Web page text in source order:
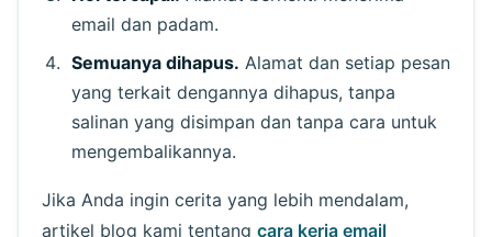
email dan padam.
Semuanya dihapus. Alamat dan setiap pesan
yang terkait dengannya dihapus, tanpa
salinan yang disimpan dan tanpa cara untuk
mengembalikannya.
Jika Anda ingin cerita yang lebih mendalam,
artikel blog kami tentang cara kerja email